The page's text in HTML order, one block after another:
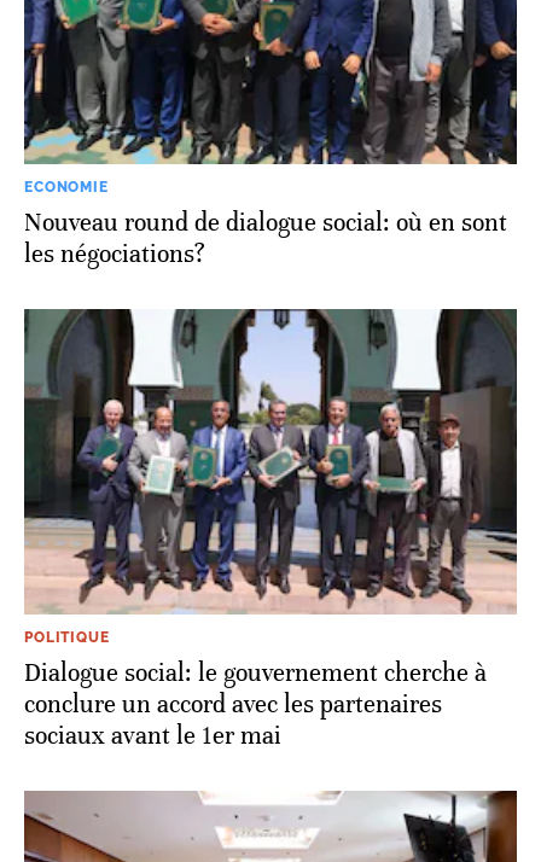
ECONOMIE
Nouveau round de dialogue social: où en sont
les négociations?
POLITIQUE
Dialogue social: le gouvernement cherche à
conclure un accord avec les partenaires
sociaux avant le 1er mai